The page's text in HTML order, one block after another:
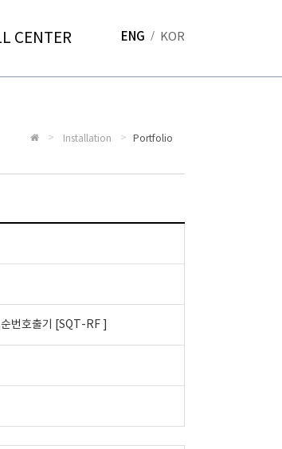
CENTER ENG KOR
Installation Portfolio
번호출기 [SQT-RF ]